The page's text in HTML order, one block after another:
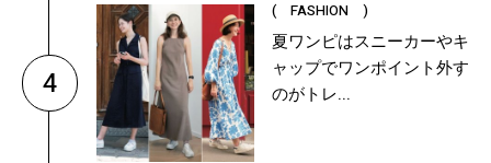
4
( FASHION )
夏ワンピはスニーカーやキ
ャップでワンポイント外す
のがトレ...